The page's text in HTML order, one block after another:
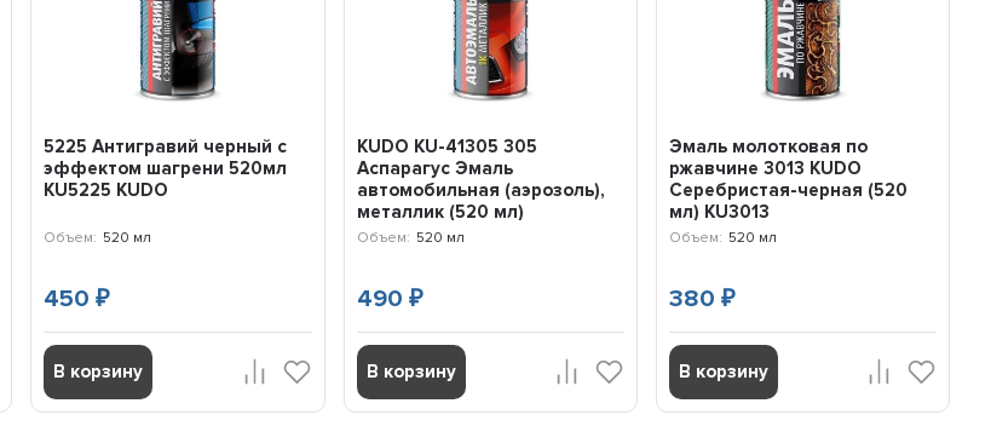
5225 Антигравий черный с
эффектом шагрени 520мл
KU5225 KUDO
Объем: 520 мл
450₽
В корзину
KUDO KU-41305 305
Аспарагус Эмаль
автомобильная (аэрозоль),
металлик (520 мл)
Объем: 520 мл
490 ₽
В корзину
Эмаль молотковая по
ржавчине 3013 KUDO
Серебристая-черная (520
мл) KU3013
Объем: 520 мл
380 ₽
В корзину